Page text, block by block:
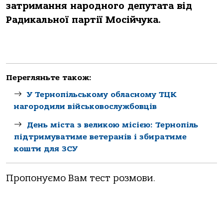
затримання народного депутата від
Радикальної партії Мосійчука.
Перегляньте також:
У Тернопільському обласному ТЦК
нагородили військовослужбовців
День міста з великою місією: Тернопіль
підтримуватиме ветеранів і збиратиме
кошти для ЗСУ
Пропонуємо Вам тест розмови.